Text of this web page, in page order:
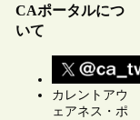
CAポータルにつ
いて
カレントアウ
ェアネス・ポ